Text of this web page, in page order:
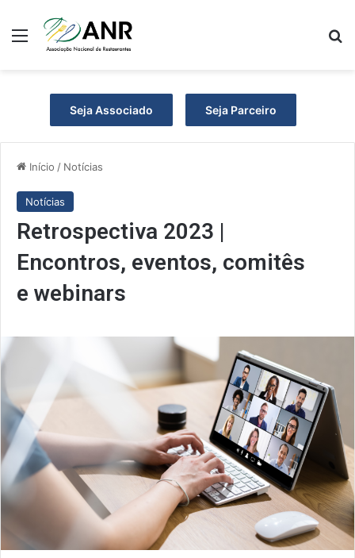
Menu
Seja Associado Seja Parceiro
Início / Notícias
Notícias
Retrospectiva 2023 |
Encontros, eventos, comitês
e webinars